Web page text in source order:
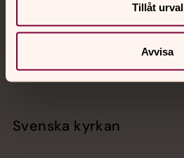
Tillåt urval
Avvisa
Chatt
Svenska kyrkan